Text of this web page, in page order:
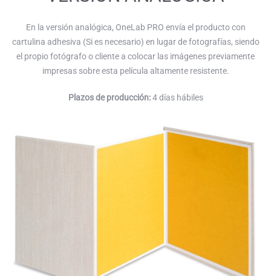
En la versión analógica, OneLab PRO envía el producto con
cartulina adhesiva (Si es necesario) en lugar de fotografías, siendo
el propio fotógrafo o cliente a colocar las imágenes previamente
impresas sobre esta película altamente resistente.
Plazos de producción:4 días hábiles